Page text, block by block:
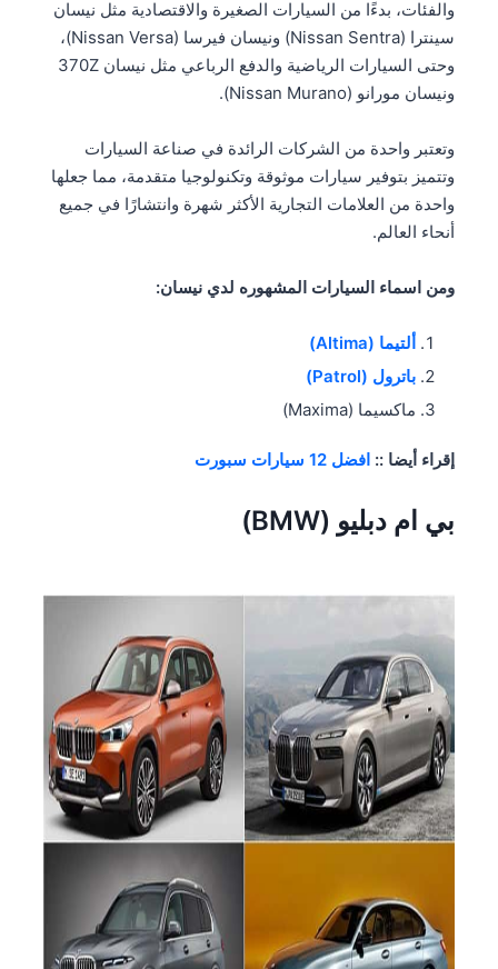
والفئات، بدءًا من السيارات الصغيرة والاقتصادية مثل نيسان
سينترا (Nissan Sentra) ونيسان فيرسا (Nissan Versa)،
وحتى السيارات الرياضية والدفع الرباعي مثل نيسان 370Z
ونيسان مورانو (Nissan Murano).
وتعتبر واحدة من الشركات الرائدة في صناعة السيارات
وتتميز بتوفير سيارات موثوقة وتكنولوجيا متقدمة، مما جعلها
واحدة من العلامات التجارية الأكثر شهرة وانتشارًا في جميع
أنحاء العالم.
ومن اسماء السيارات المشهوره لدي نيسان:
ألتيما (Altima)
باترول (Patrol)
ماكسيما (Maxima)
إقراء أيضا :: افضل 12 سيارات سبورت
بي ام دبليو (BMW)